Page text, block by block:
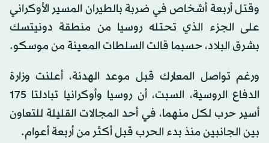
وقتل أربعة أشخاص في ضربة بالطيران المسير الأوكراني
على الجزء الذي تحتله روسيا من منطقة دونيتسك
بشرق البلاد، حسبما قالت السلطات المعينة من موسكو.
ورغم تواصل المعارك قبل موعد الهدنة، أعلنت وزارة
الدفاع الروسية، السبت، أن روسيا وأوكرانيا تبادلتا 175
أسير حرب لكل منهما، في أحد المجالات القليلة للتعاون
بين الجانبين منذ بدء الحرب قبل أكثر من أربعة أعوام.